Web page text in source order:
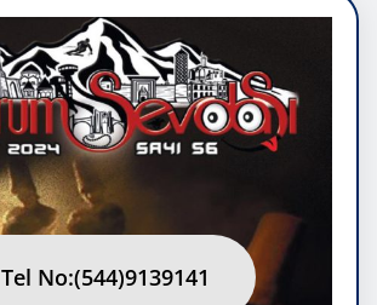
Tel No:(544)9139141